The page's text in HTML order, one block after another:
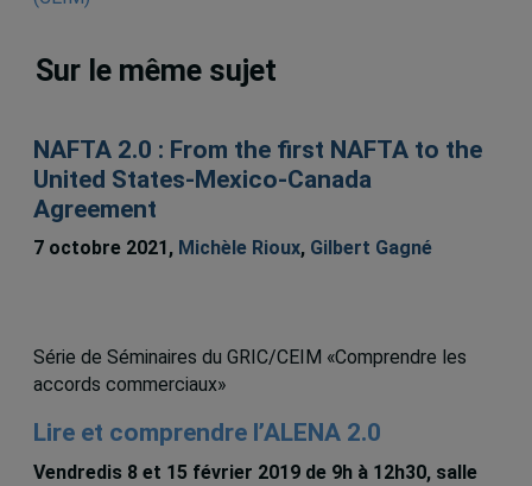
Sur le même sujet
NAFTA 2.0 : From the first NAFTA to the
United States-Mexico-Canada
Agreement
7 octobre 2021, Michèle Rioux, Gilbert Gagné
Série de Séminaires du GRIC/CEIM «Comprendre les
accords commerciaux»
Lire et comprendre l’ALENA 2.0
Vendredis 8 et 15 février 2019 de 9h à 12h30, salle